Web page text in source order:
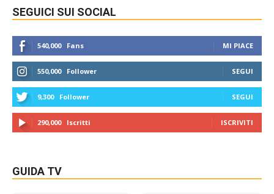
SEGUICI SUI SOCIAL
540,000 Fans MI PIACE
550,000 Follower SEGUI
9,300 Follower SEGUI
290,000 Iscritti ISCRIVITI
GUIDA TV